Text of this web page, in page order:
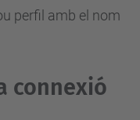
perfil amb el nom
connexió